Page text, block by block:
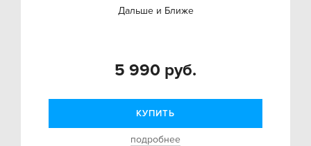
Дальше и Ближе
5 990 руб.
КУПИТЬ
подробнее